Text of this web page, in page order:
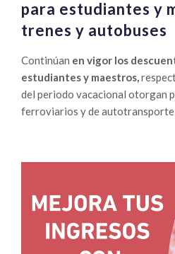
para estudiantes y
trenes y autobuses
Continúan en vigor los
estudiantes y maestros,
del periodo vacacional otorgan
ferroviarios y de